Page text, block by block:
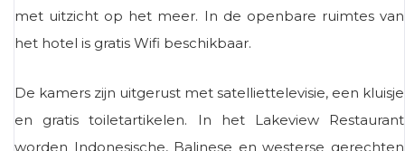
met uitzicht op het meer. In de openbare ruimtes van
het hotel is gratis Wifi beschikbaar.
De kamers zijn uitgerust met satelliettelevisie, een kluisje
en gratis toiletartikelen. In het Lakeview Restaurant
worden Indonesische, Balinese en westerse gerechten